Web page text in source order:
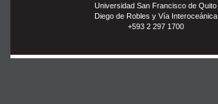
Universidad San Francisco de Quito
Diego de Robles y Vía Interoceánica
+593 2 297 1700